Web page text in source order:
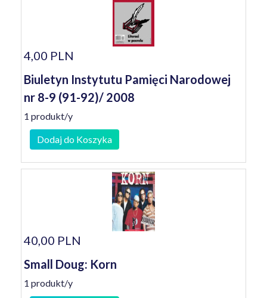
4,00 PLN
Biuletyn Instytutu Pamięci Narodowej
nr 8-9 (91-92)/ 2008
1 produkt/y
Dodaj do Koszyka
40,00 PLN
Small Doug: Korn
1 produkt/y